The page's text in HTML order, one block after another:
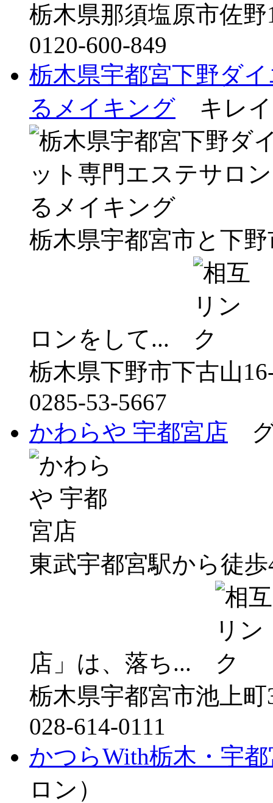
栃木県那須塩原市佐野
0120-600-849
栃木県宇都宮下野ダ
るメイキング キレイ
栃木県宇都宮市と下
ロンをして...
栃木県下野市下古山
0285-53-5667
かわらや 宇都宮店 グ
東武宇都宮駅から徒
店」は、落ち...
栃木県宇都宮市池上
028-614-0111
かつらWith栃木・宇
ロン）